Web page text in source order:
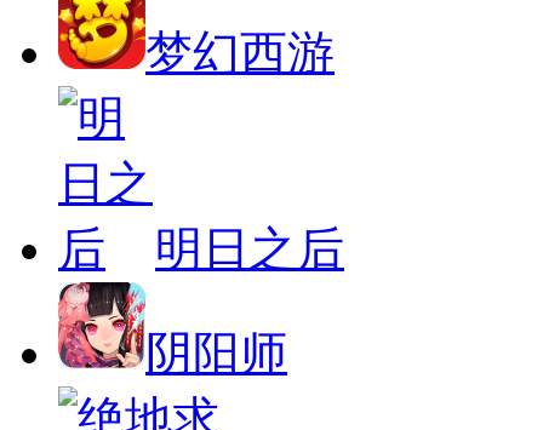
梦幻西游
明日之后
阴阳师